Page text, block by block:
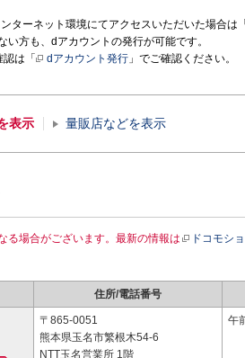
ターネット環境にてアクセスいただいた場合
い方も、dアカウントの発行が可能です。
は「
dアカウント発行 」でご確認ください。
表示 量販店などを表示
る場合がございます。最新の情報は ドコモシ
住所/電話番号
〒865-0051
熊本県玉名市繁根木54-6
NTT玉名営業所 1階
午